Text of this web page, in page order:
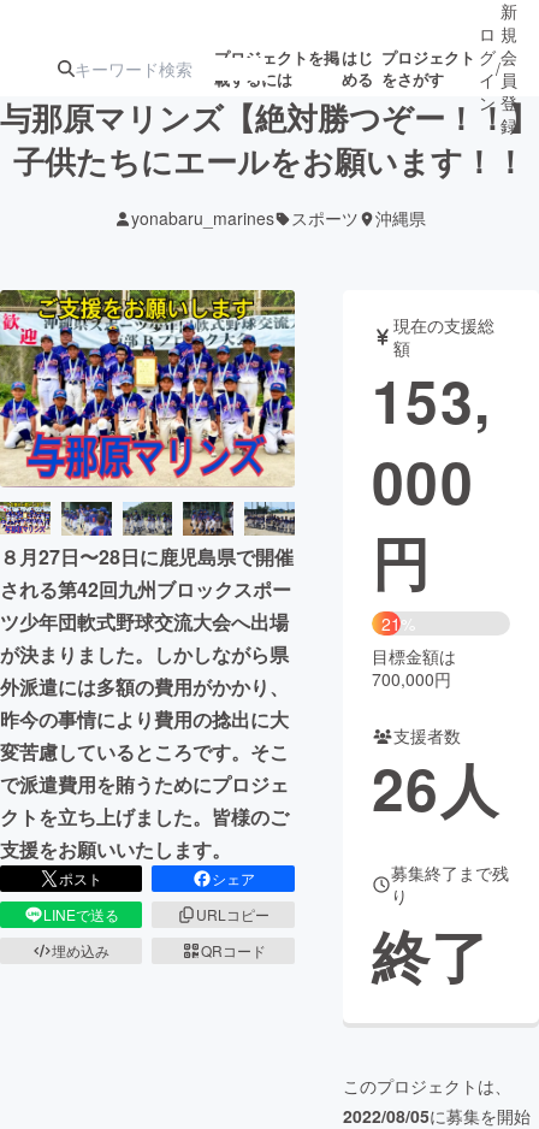
プロジェクトを掲
載するには
はじ
める
プロジェクト
をさがす
ターン
ジェクト
募集終了が近いプ
ロジェクト
アート・写真 音楽
テクノロジー・ガジェット ゲーム・サ
映像・映画
ビジネス・起業
まちづくり・地域活性化
CAMPFIRE for Social Good
CAMPFIRE Creation
CAMPFIREふるさと納税
コミュニティ
ロ
グ
イ
ン
/
新
規
会
員
登
録
与那原マリンズ【絶対勝つぞー！！】
子供たちにエールをお願います！！
yonabaru_marines スポーツ 沖縄県
８月27日〜28日に鹿児島県で開催
される第42回九州ブロックスポー
ツ少年団軟式野球交流大会へ出場
が決まりました。しかしながら県
外派遣には多額の費用がかかり、
昨今の事情により費用の捻出に大
変苦慮しているところです。そこ
で派遣費用を賄うためにプロジェ
クトを立ち上げました。皆様のご
支援をお願いいたします。
ポスト
シェア
LINEで送る
URLコピー
埋め込み
QRコード
現在の支援総
額
153,
000
円
21%
目標金額は
700,000円
支援者数
26人
募集終了まで残
り
終了
このプロジェクトは、
2022/08/05に募集を開始